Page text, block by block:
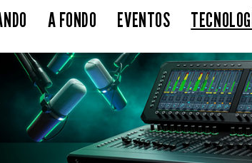
A FONDO EVENTOS